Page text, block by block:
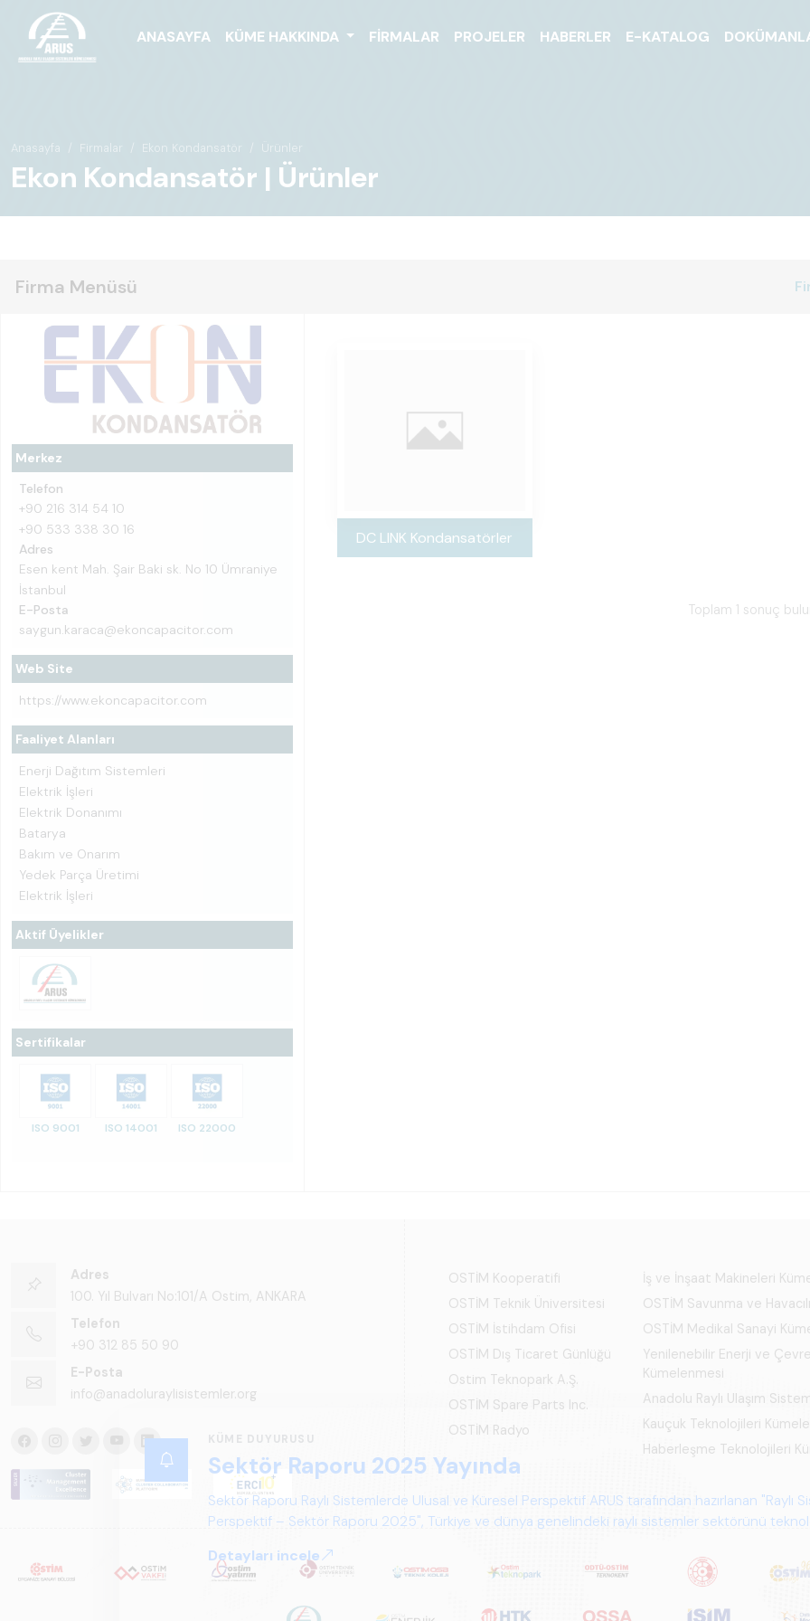
ANASAYFA KÜME HAKKINDA FIRMALAR PROJELER HABERLER E-KATALOG
Anasayfa Firmalar Ekon Kondansatör Ürünler
Ekon Kondansatör | Ürünler
Firma Menüsü
Merkez
Telefon
+90 216 314 54 10
+90 533 338 30 16
Adres
Esen kent Mah. Şair Baki sk. No 10 Ümraniye
İstanbul
E-Posta
saygun.karaca@ekoncapacitor.com
Web Site
https://www.ekoncapacitor.com
Faaliyet Alanları
Enerji Dağıtım Sistemleri
Elektrik İşleri
Elektrik Donanımı
Batarya
Bakım ve Onarım
Yedek Parça Üretimi
Elektrik İşleri
Aktif Üyelikler
Sertifikalar
ISO 9001 ISO 14001 ISO 22000
DC LINK Kondansatörler
Toplam 1 sonuç
KÜME DUYURUSU
Sektör Raporu 2025 Yayında
Sektör Raporu Raylı Sistemlerde Ulusal ve Küresel Perspektif ARUS tarafından hazırlanan "Raylı
Perspektif – Sektör Raporu 2025", Türkiye ve dünya genelindeki raylı sistemler sektörünü
Detayları incele
Adres
100. Yıl Bulvarı No:101/A Ostim, ANKARA
Telefon
+90 312 85 50 90
E-Posta
info@anadoluraylisistemler.org
OSTİM Kooperatifi
OSTİM Teknik Üniversitesi
OSTİM İstihdam Ofisi
OSTİM Dış Ticaret Günlüğü
Ostim Teknopark A.Ş.
OSTİM Spare Parts Inc.
OSTİM Radyo
İş ve İnşaat Makineleri
OSTİM Savunma ve
OSTİM Medikal Sanayi
Yenilenebilir Enerji ve
Kümelenmesi
Anadolu Raylı Ulaşım
Kauçuk Teknolojileri
Haberleşme Teknolojileri